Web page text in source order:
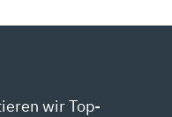
wir Top-